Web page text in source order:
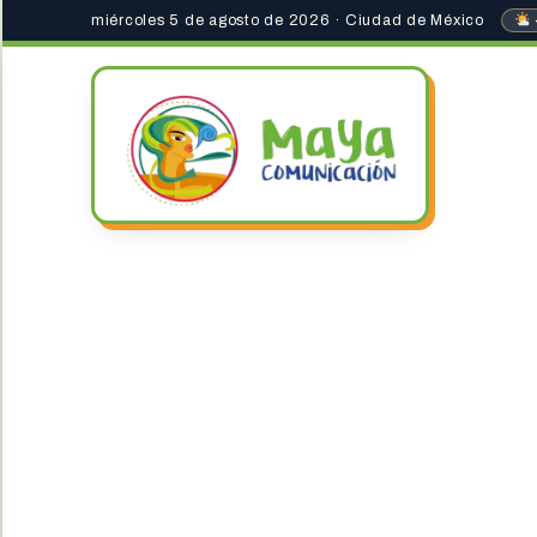
miércoles 5 de agosto de 2026 · Ciudad de México